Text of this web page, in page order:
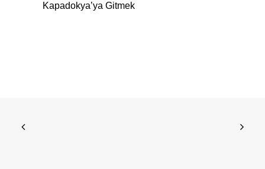
Kapadokya’ya Gitmek